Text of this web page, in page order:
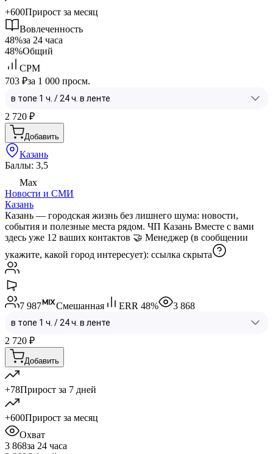
+600Прирост за месяц
Вовлеченность
48%за 24 часа
48%Общий
CPM
703 ₽за 1 000 просм.
2 720 ₽
Добавить
Казань
Баллы: 3,5
Max
Новости и СМИ
Казань
Казань — городская жизнь без лишнего шума: новости,
события и полезные места рядом. ЧП Казань Вместе с вами
здесь уже 12 ваших контактов 🤝 Менеджер (в сообщении
укажите, какой город интересует): ссылка скрыта
7 987 Смешанная ERR 48% 3 868
2 720 ₽
Добавить
+78Прирост за 7 дней
+600Прирост за месяц
Охват
3 868за 24 часа